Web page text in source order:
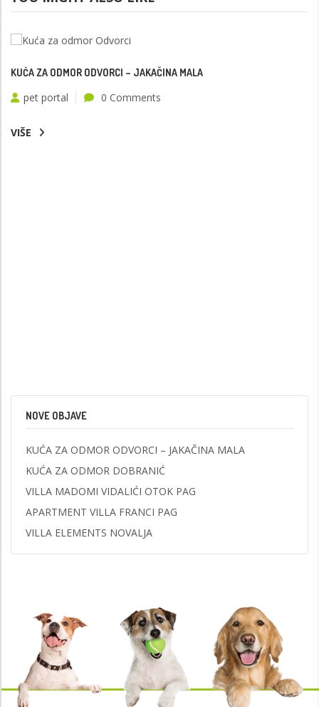
KUĆA ZA ODMOR ODVORCI – JAKAČINA MALA
pet portal 0 Comments
VIŠE
NOVE OBJAVE
KUĆA ZA ODMOR ODVORCI – JAKAČINA MALA
KUĆA ZA ODMOR DOBRANIĆ
VILLA MADOMI VIDALIĆI OTOK PAG
APARTMENT VILLA FRANCI PAG
VILLA ELEMENTS NOVALJA